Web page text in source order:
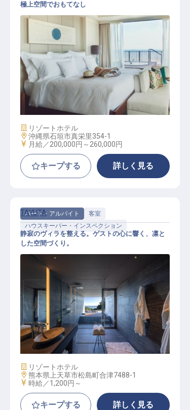
ハウスキーピング│年間休日120日／
福利厚生充実／内定までWEB完結可
極上空間でおもてなし
施設業態
リゾートホテル
勤務地
沖縄県石垣市真栄里354-1
給与
月給／200,000円～ 260,000円
キープする 詳しく見る
パート・アルバイト
客室
ハウスキーパー・インスペクション
客室清掃│学歴不問／未経験歓迎／
週3日～OK／時給1,200円～
TAYUTA
静寂のヴィラを整える。ゲストの心に響く、凛と
した空間づくり。
施設業態
リゾートホテル
勤務地
熊本県上天草市松島町合津7488-1
給与
時給／1,200円～
キープする 詳しく見る